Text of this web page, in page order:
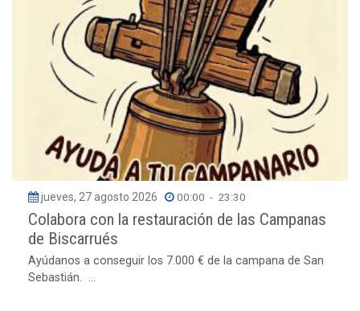
jueves, 27 agosto 2026 00:00 - 23:30
Colabora con la restauración de las Campanas
de Biscarrués
Ayúdanos a conseguir los 7.000 € de la campana de San
Sebastián. ...